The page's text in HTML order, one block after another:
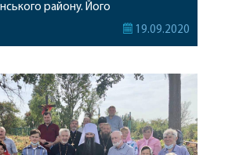
району. Його
співслужили секретар
монастиря архім.
благочинний Літинського
Макар та духовенство
[…]
19.09.2020